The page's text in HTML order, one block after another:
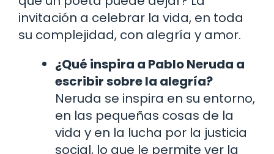
invitación a celebrar la vida, en toda
su complejidad, con alegría y amor.
¿Qué inspira a Pablo Neruda a
escribir sobre la alegría?
Neruda se inspira en su entorno,
en las pequeñas cosas de la
vida y en la lucha por la justicia
social, lo que le permite ver la